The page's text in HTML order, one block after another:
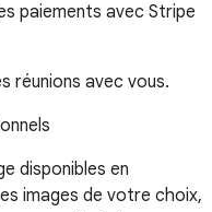
paiements avec Stripe
réunions avec vous.
disponibles en
images de votre choix,